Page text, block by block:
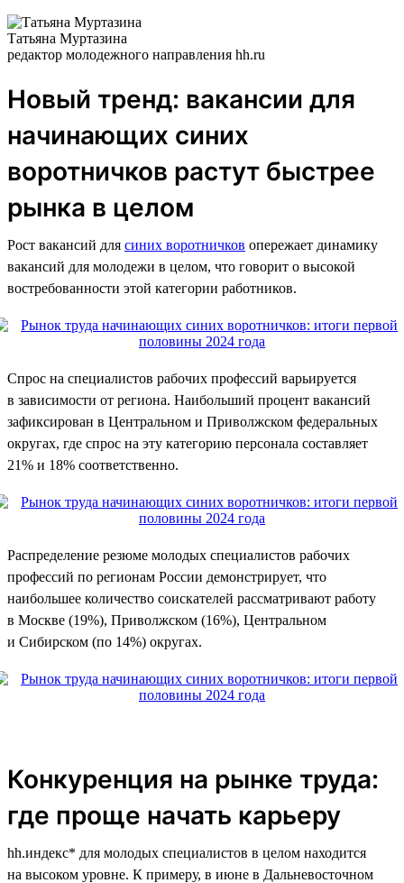
Татьяна Муртазина
редактор молодежного направления hh.ru
Новый тренд: вакансии для
начинающих синих
воротничков растут быстрее
рынка в целом
Рост вакансий для синих воротничков опережает динамику
вакансий для молодежи в целом, что говорит о высокой
востребованности этой категории работников.
Спрос на специалистов рабочих профессий варьируется
в зависимости от региона. Наибольший процент вакансий
зафиксирован в Центральном и Приволжском федеральных
округах, где спрос на эту категорию персонала составляет
21% и 18% соответственно.
Распределение резюме молодых специалистов рабочих
профессий по регионам России демонстрирует, что
наибольшее количество соискателей рассматривают работу
в Москве (19%), Приволжском (16%), Центральном
и Сибирском (по 14%) округах.
Конкуренция на рынке труда:
где проще начать карьеру
hh.индекс* для молодых специалистов в целом находится
на высоком уровне. К примеру, в июне в Дальневосточном